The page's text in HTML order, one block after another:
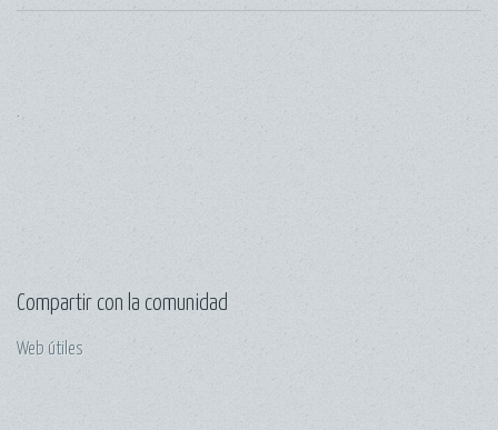
Compartir con la comunidad
Web útiles